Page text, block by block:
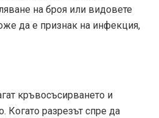
на броя или видовете
да е признак на инфекция,
кръвосъсирването и
Когато разрезът спре да